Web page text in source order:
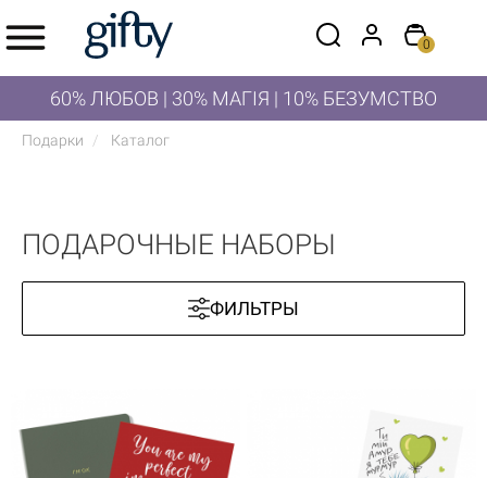
0
60% ЛЮБОВ | 30% МАГІЯ | 10% БЕЗУМСТВО
Подарки Каталог
ПОДАРОЧНЫЕ НАБОРЫ
ФИЛЬТРЫ